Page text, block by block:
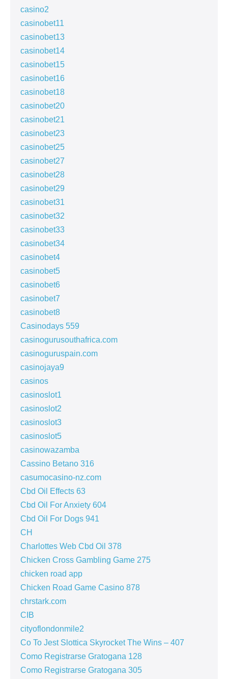
casino2
casinobet11
casinobet13
casinobet14
casinobet15
casinobet16
casinobet18
casinobet20
casinobet21
casinobet23
casinobet25
casinobet27
casinobet28
casinobet29
casinobet31
casinobet32
casinobet33
casinobet34
casinobet4
casinobet5
casinobet6
casinobet7
casinobet8
Casinodays 559
casinogurusouthafrica.com
casinoguruspain.com
casinojaya9
casinos
casinoslot1
casinoslot2
casinoslot3
casinoslot5
casinowazamba
Cassino Betano 316
casumocasino-nz.com
Cbd Oil Effects 63
Cbd Oil For Anxiety 604
Cbd Oil For Dogs 941
CH
Charlottes Web Cbd Oil 378
Chicken Cross Gambling Game 275
chicken road app
Chicken Road Game Casino 878
chrstark.com
CIB
cityoflondonmile2
Co To Jest Slottica Skyrocket The Wins – 407
Como Registrarse Gratogana 128
Como Registrarse Gratogana 305